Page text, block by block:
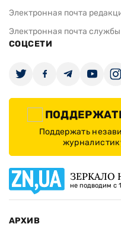
Электронная почта
Электронная почта
СОЦСЕТИ
Поддержать
ЗЕРКАЛО
не подводим с
АРХИВ